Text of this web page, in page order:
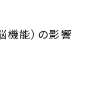
機能）の影響